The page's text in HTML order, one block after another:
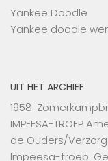
Yankee Doodle
Yankee doodle
UIT HET ARCHIEF
1958:
IMPEESA-TROEP
de Ouders/
Impeesa-troep.